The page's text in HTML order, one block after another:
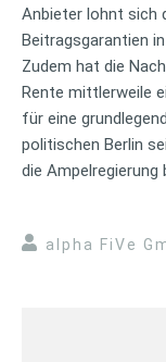
Anbieter lohnt sich
Beitragsgarantien
Zudem hat die
Rente mittlerweile
für eine
politischen Berlin
die Ampelregierung
alpha FiVe